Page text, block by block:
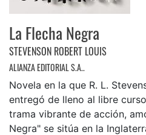
La Flecha Negra
STEVENSON ROBERT LOUIS
ALIANZA EDITORIAL S.A..
Novela en la que R. L.
entregó de lleno al libre
trama vibrante de acción,
Negra" se sitúa en la